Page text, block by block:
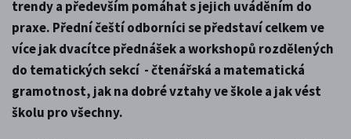
trendy a především pomáhat s jejich uváděním do
praxe. Přední čeští odborníci se představí celkem ve
více jak dvacítce přednášek a workshopů rozdělených
do tematických sekcí - čtenářská a matematická
gramotnost, jak na dobré vztahy ve škole a jak vést
školu pro všechny.